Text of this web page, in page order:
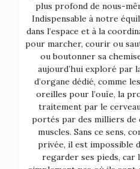
plus profond de nous-
Indispensable à notre
dans l’espace et à la
pour marcher, courir ou
ou boutonner sa
aujourd’hui exploré par
d’organe dédié, comme
oreilles pour l’ouïe, la
traitement par le
portés par des milliers de
muscles. Sans ce sens,
privée, il est impossible
regarder ses pieds, car